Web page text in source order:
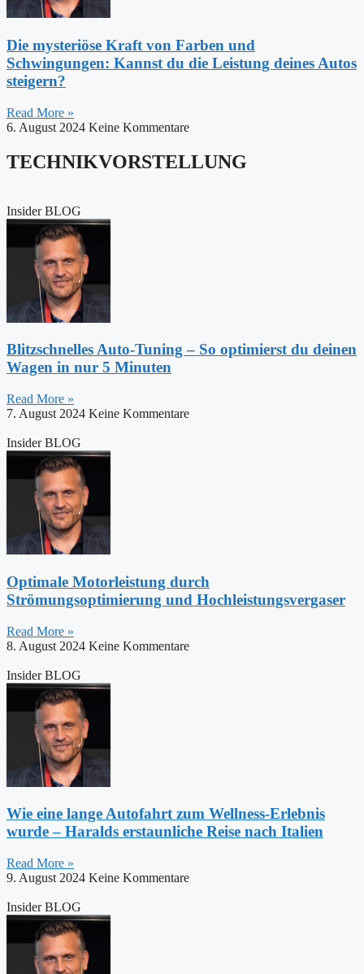
Die mysteriöse Kraft von Farben und
Schwingungen: Kannst du die Leistung deines Autos
steigern?
Read More »
6. August 2024 Keine Kommentare
TECHNIKVORSTELLUNG
Insider BLOG
Blitzschnelles Auto-Tuning – So optimierst du deinen
Wagen in nur 5 Minuten
Read More »
7. August 2024 Keine Kommentare
Insider BLOG
Optimale Motorleistung durch
Strömungsoptimierung und Hochleistungsvergaser
Read More »
8. August 2024 Keine Kommentare
Insider BLOG
Wie eine lange Autofahrt zum Wellness-Erlebnis
wurde – Haralds erstaunliche Reise nach Italien
Read More »
9. August 2024 Keine Kommentare
Insider BLOG